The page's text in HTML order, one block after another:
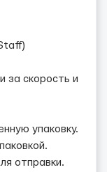
за скорость и
упаковку.
отправки.